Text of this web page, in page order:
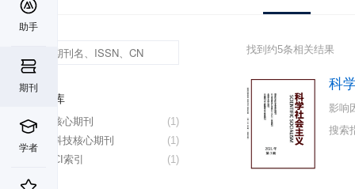
助手
期刊
学者
数据库
(1)
北大核心期刊
(1)
中国科技核心期刊
(1)
CSSCI索引
找到约5条相关结果
科
影响
搜索